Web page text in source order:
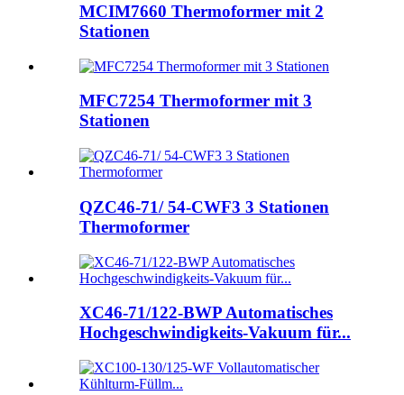
MCIM7660 Thermoformer mit 2
Stationen
MFC7254 Thermoformer mit 3
Stationen
QZC46-71/ 54-CWF3 3 Stationen
Thermoformer
XC46-71/122-BWP Automatisches
Hochgeschwindigkeits-Vakuum für...